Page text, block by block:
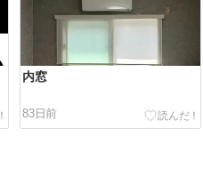
内窓
83日前